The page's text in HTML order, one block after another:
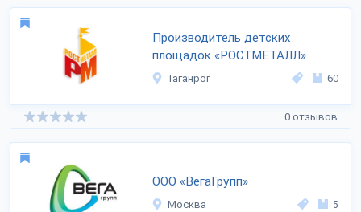
Производитель детских
площадок «РОСТМЕТАЛЛ»
Таганрог 60
0 отзывов
ООО «ВегаГрупп»
Москва 5